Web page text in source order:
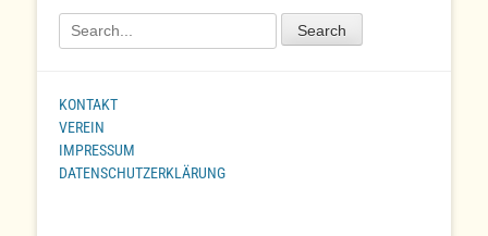
Search
for:
KONTAKT
VEREIN
IMPRESSUM
DATENSCHUTZERKLÄRUNG